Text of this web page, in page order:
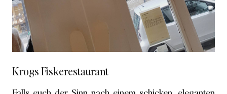
Krogs Fiskerestaurant